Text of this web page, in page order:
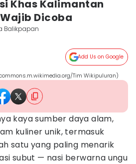
Khas Kalimantan
Dicoba
Balikpapan
Add Us on Google
Tim Wikipuluran)
kaya sumber daya alam,
kuliner unik, termasuk
satu yang paling menarik
subut — nasi berwarna ungu